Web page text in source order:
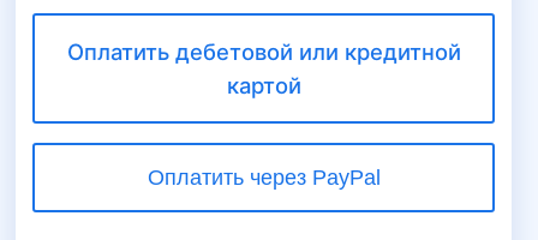
Оплатить дебетовой или кредитной
картой